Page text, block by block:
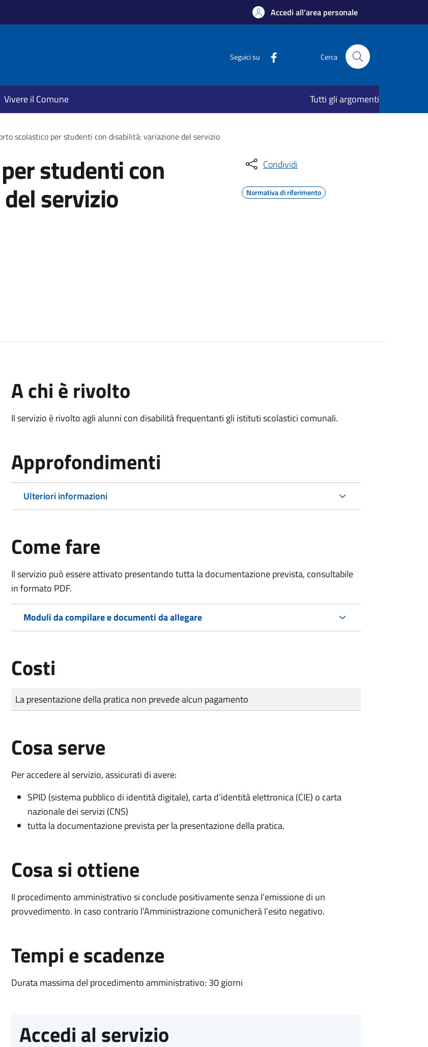
Accedi all'area personale
Seguici su Cerca
Vivere il Comune Tutti gli argomenti
scolastico per studenti con disabilità: variazione del servizio
studenti con
servizio
Condividi
Normativa di riferimento
A chi è rivolto
Il servizio è rivolto agli alunni con disabilità frequentanti gli istituti scolastici comunali.
Approfondimenti
Ulteriori informazioni
Come fare
Il servizio può essere attivato presentando tutta la documentazione prevista, consultabile
in formato PDF.
Moduli da compilare e documenti da allegare
Costi
Tipo di pagamento
Importo
La presentazione della pratica non prevede alcun pagamento
Cosa serve
Per accedere al servizio, assicurati di avere:
SPID (sistema pubblico di identità digitale), carta d’identità elettronica (CIE) o carta
nazionale dei servizi (CNS)
tutta la documentazione prevista per la presentazione della pratica.
Cosa si ottiene
Il procedimento amministrativo si conclude positivamente senza l’emissione di un
provvedimento. In caso contrario l’Amministrazione comunicherà l’esito negativo.
Tempi e scadenze
Durata massima del procedimento amministrativo: 30 giorni
Accedi al servizio